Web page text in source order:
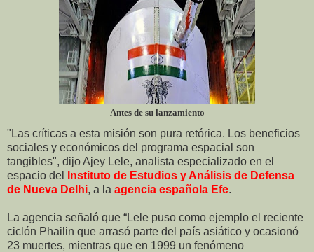
Antes de su lanzamiento
"Las críticas a esta misión son pura retórica. Los beneficios
sociales y económicos del programa espacial son
tangibles", dijo Ajey Lele, analista especializado en el
espacio del
Instituto de Estudios y Análisis de Defensa
de Nueva Delhi, a la agencia española Efe.
La agencia señaló que “Lele puso como ejemplo el reciente
ciclón Phailin que arrasó parte del país asiático y ocasionó
23 muertes, mientras que en 1999 un fenómeno